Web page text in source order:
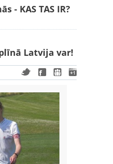
- KAS TAS IR?
Latvija var!